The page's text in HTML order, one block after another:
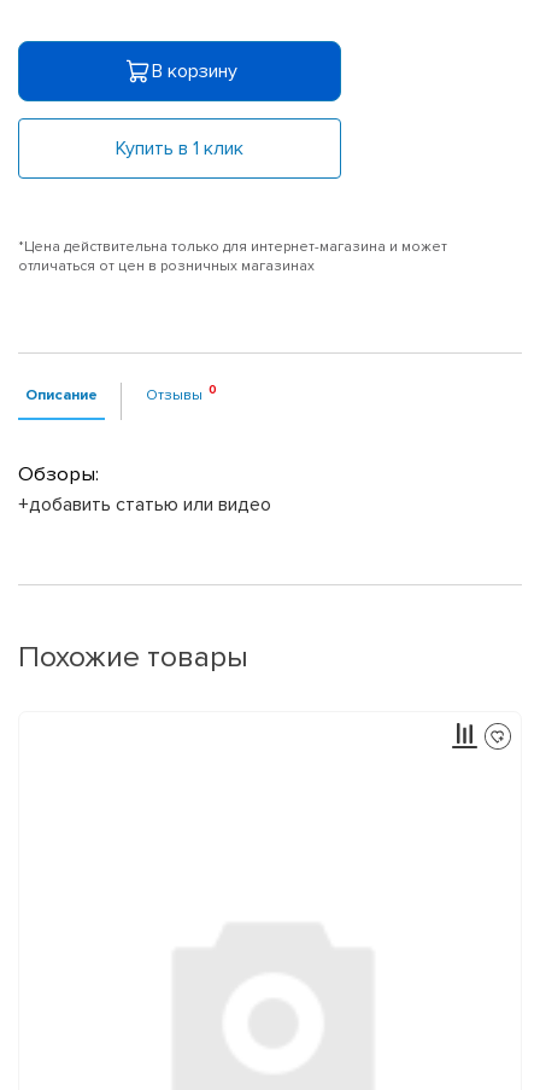
В корзину
Купить в 1 клик
*Цена действительна только для интернет-магазина и может
отличаться от цен в розничных магазинах
Описание Отзывы
Обзоры:
+добавить статью или видео
Похожие товары